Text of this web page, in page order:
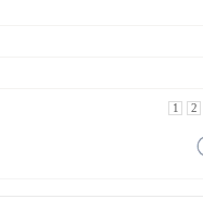
1 2